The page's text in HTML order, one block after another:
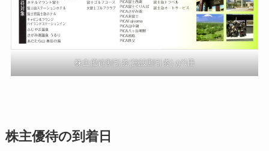
株主優待割引券(施設割引券) が1冊
株主優待の到着日